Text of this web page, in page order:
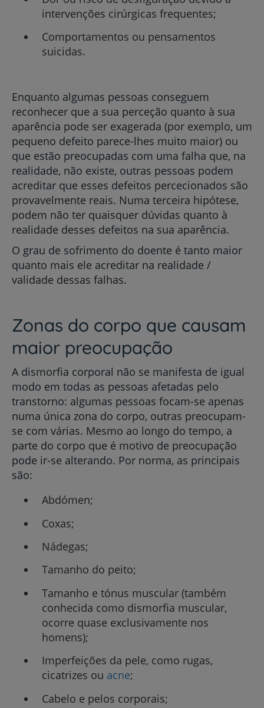
intervenções cirúrgicas frequentes;
Comportamentos ou pensamentos
suicidas.
Enquanto algumas pessoas conseguem
reconhecer que a sua perceção quanto à sua
aparência pode ser exagerada (por exemplo, um
pequeno defeito parece-lhes muito maior) ou
que estão preocupadas com uma falha que, na
realidade, não existe, outras pessoas podem
acreditar que esses defeitos percecionados são
provavelmente reais. Numa terceira hipótese,
podem não ter quaisquer dúvidas quanto à
realidade desses defeitos na sua aparência.
O grau de sofrimento do doente é tanto maior
quanto mais ele acreditar na realidade /
validade dessas falhas.
Zonas do corpo que causam
maior preocupação
A dismorfia corporal não se manifesta de igual
modo em todas as pessoas afetadas pelo
transtorno: algumas pessoas focam-se apenas
numa única zona do corpo, outras preocupam-
se com várias. Mesmo ao longo do tempo, a
parte do corpo que é motivo de preocupação
pode ir-se alterando. Por norma, as principais
são:
Abdómen;
Coxas;
Nádegas;
Tamanho do peito;
Tamanho e tónus muscular (também
conhecida como dismorfia muscular,
ocorre quase exclusivamente nos
homens);
Imperfeições da pele, como rugas,
cicatrizes ou acne;
Cabelo e pelos corporais;